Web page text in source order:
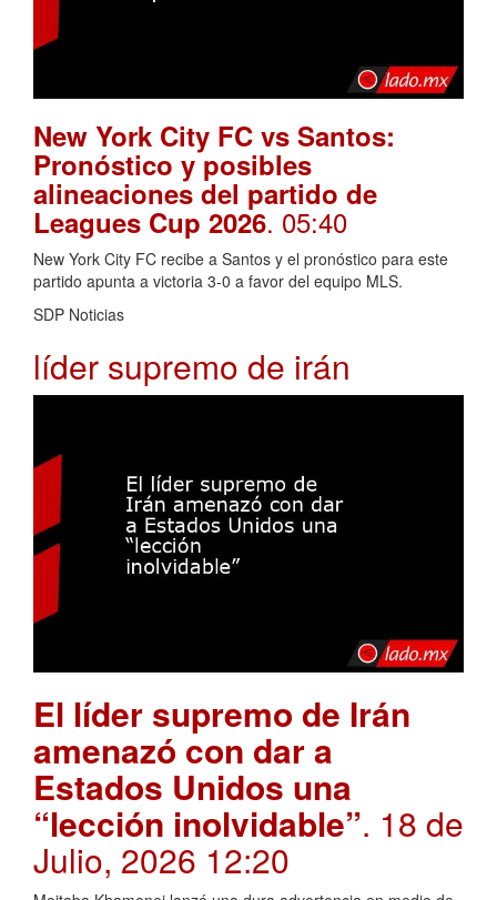
New York City FC vs Santos:
Pronóstico y posibles
alineaciones del partido de
Leagues Cup 2026. 05:40
New York City FC recibe a Santos y el pronóstico para este
partido apunta a victoria 3-0 a favor del equipo MLS.
SDP Noticias
líder supremo de irán
El líder supremo de Irán
amenazó con dar a
Estados Unidos una
“lección inolvidable”. 18 de
Julio, 2026 12:20